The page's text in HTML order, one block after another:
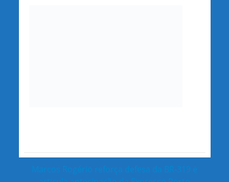
Marcos Rogério reforça defesa da BR-319 e